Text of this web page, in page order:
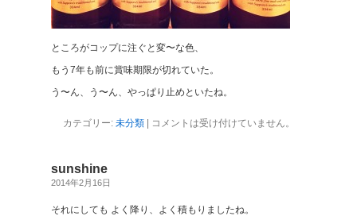
ところがコップに注ぐと変〜な色、
もう7年も前に賞味期限が切れていた。
う〜ん、う〜ん、やっぱり止めといたね。
カテゴリー: 未分類| コメントは受け付けていません。
sunshine
2014年2月16日
それにしても よく降り、よく積もりましたね。